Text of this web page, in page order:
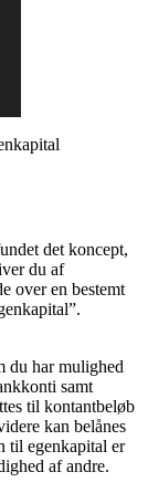
det koncept,
du af
over en bestemt
du har mulighed
samt
til kontantbeløb
kan belånes
til egenkapital er
af andre.